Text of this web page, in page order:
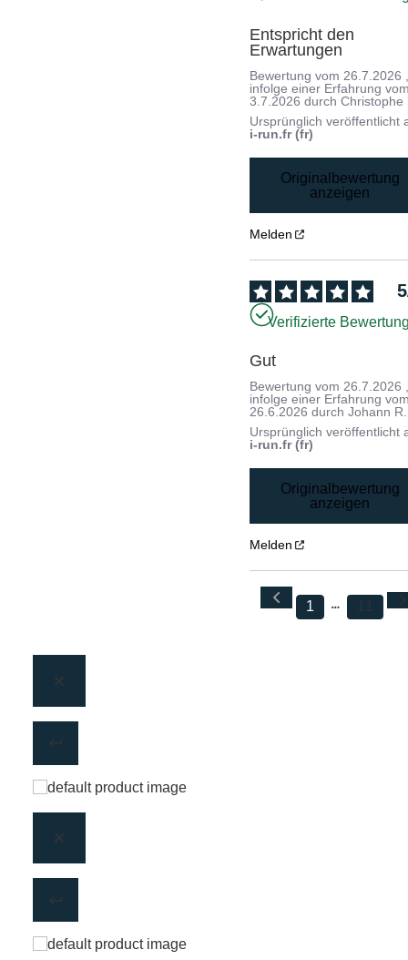
Entspricht den
Erwartungen
Bewertung vom 26.7.2026
infolge einer Erfahrung
3.7.2026 durchChristophe
Ursprünglich veröffentlicht
i-run.fr (fr)
Originalbewertung
anzeigen
Melden
5
Verifizierte
Gut
Bewertung vom26.7.2026
infolge einer Erfahrung
26.6.2026 durchJohann R.
Ursprünglich veröffentlicht
i-run.fr (fr)
Originalbewertung
anzeigen
Melden
1 11